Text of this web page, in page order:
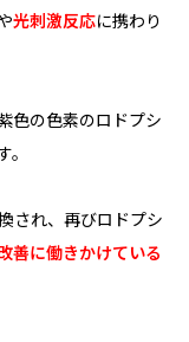
光刺激反応に携わり
色の色素のロドプシ
。
され、再びロドプシ
善に働きかけている